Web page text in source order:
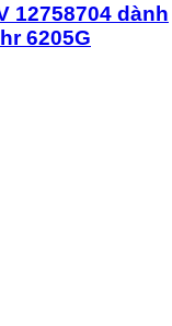
12758704 dành
6205G